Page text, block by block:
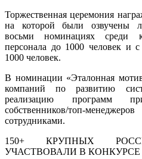
Торжественная церемония
на которой были озвучены
восьми номинациях среди
персонала до 1000 человек и
1000 человек.
В номинации «Эталонная
компаний по развитию
реализацию программ
собственников/топ-
сотрудниками.
150+ КРУПНЫХ
УЧАСТВОВАЛИ В КОНКУРСЕ